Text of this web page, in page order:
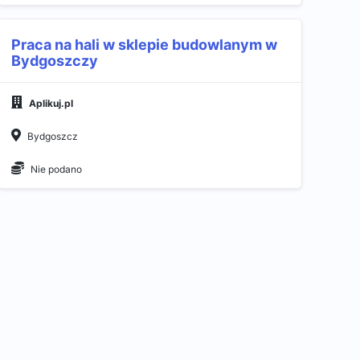
Praca na hali w sklepie budowlanym w
Bydgoszczy
Aplikuj.pl
Bydgoszcz
Nie podano